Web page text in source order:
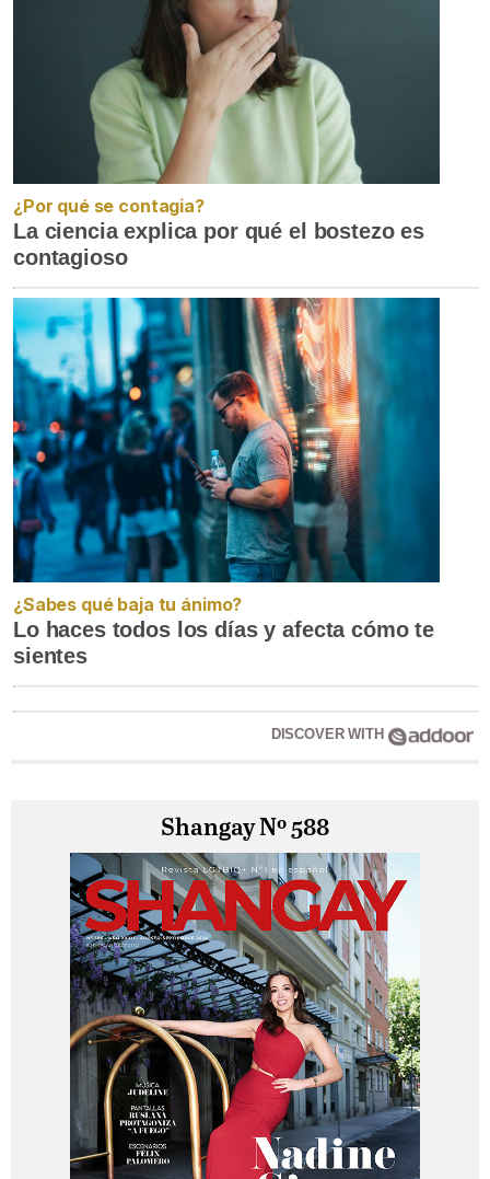
¿Por qué se contagia?
La ciencia explica por qué el bostezo es
contagioso
¿Sabes qué baja tu ánimo?
Lo haces todos los días y afecta cómo te
sientes
DISCOVER WITH
Shangay Nº 588